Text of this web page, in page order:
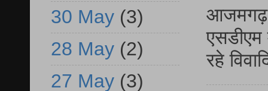
आजमगढ़
एसडीएम
रहे
30 May (3)
28 May (2)
27 May (3)